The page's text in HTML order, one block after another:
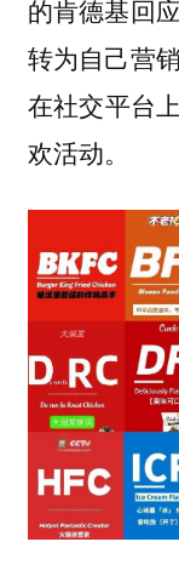
的肯德基回
转为自己营
在社交平台
欢活动。